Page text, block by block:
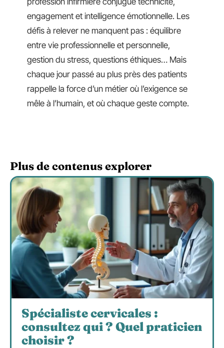
engagement et intelligence émotionnelle. Les
défis à relever ne manquent pas : équilibre
entre vie professionnelle et personnelle,
gestion du stress, questions éthiques… Mais
chaque jour passé au plus près des patients
rappelle la force d’un métier où l’exigence se
mêle à l’humain, et où chaque geste compte.
Plus de contenus explorer
Spécialiste cervicales :
consultez qui ? Quel praticien
choisir ?